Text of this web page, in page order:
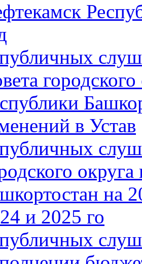
в Устав
на
и 2025 го